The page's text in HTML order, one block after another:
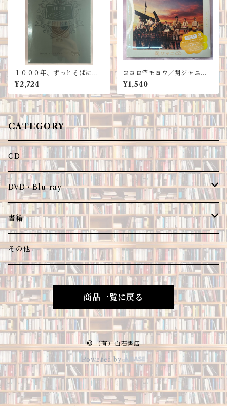
１０００年、ずっとそばにい
て…（初回生産限定盤）/ＳＨ
ＩＮｅｅ
¥2,724
ココロ空モヨウ／関ジャニ∞
（初回限定盤CD+DVD）
¥1,540
CATEGORY
CD
DVD・Blu-ray
DVD
Blu-ray
書籍
限定版予約
その他
商品一覧に戻る
© （有）白石書店
Powered by